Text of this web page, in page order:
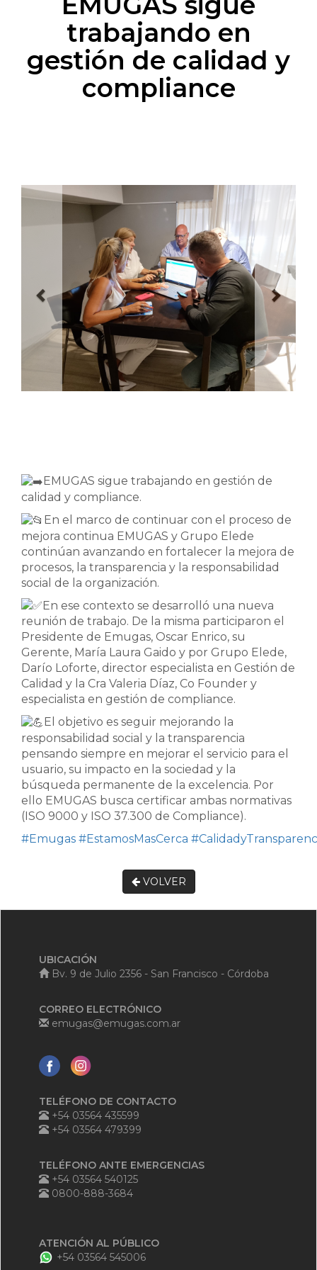
trabajando en
gestión de calidad y
compliance
EMUGAS sigue trabajando en gestión de
calidad y compliance.
En el marco de continuar con el proceso de
mejora continua EMUGAS y Grupo Elede
continúan avanzando en fortalecer la mejora de
procesos, la transparencia y la responsabilidad
social de la organización.
En ese contexto se desarrolló una nueva
reunión de trabajo. De la misma participaron el
Presidente de Emugas, Oscar Enrico, su
Gerente, María Laura Gaido y por Grupo Elede,
Darío Loforte, director especialista en Gestión de
Calidad y la Cra Valeria Díaz, Co Founder y
especialista en gestión de compliance.
El objetivo es seguir mejorando la
responsabilidad social y la transparencia
pensando siempre en mejorar el servicio para el
usuario, su impacto en la sociedad y la
búsqueda permanente de la excelencia. Por
ello EMUGAS busca certificar ambas normativas
(ISO 9000 y ISO 37.300 de Compliance).
#Emugas #EstamosMasCerca
VOLVER
UBICACIÓN
Bv. 9 de Julio 2356 - San Francisco - Córdoba
CORREO ELECTRÓNICO
emugas@emugas.com.ar
TELÉFONO DE CONTACTO
+54 03564 435599
+54 03564 479399
TELÉFONO ANTE EMERGENCIAS
+54 03564 540125
0800-888-3684
ATENCIÓN AL PÚBLICO
+54 03564 545006